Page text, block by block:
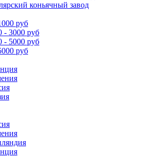
коньячный завод
руб
- 3000 руб
- 5000 руб
руб